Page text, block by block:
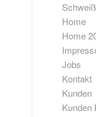
Home
Home
Jobs
Kontakt
Kunden
Kunden